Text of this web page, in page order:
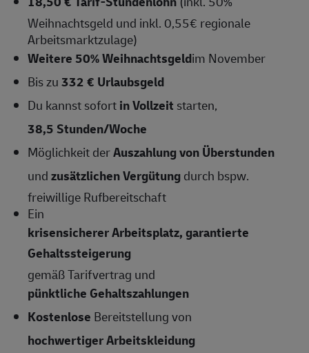
Weihnachtsgeld und inkl. 0,55€ regionale
Arbeitsmarktzulage)
Weitere 50% Weihnachtsgeldim November
Bis zu332 € Urlaubsgeld
Du kannst sofortin Vollzeit starten,
38,5 Stunden/Woche
Möglichkeit derAuszahlung von Überstunden
undzusätzlichen Vergütungdurch bspw.
freiwillige Rufbereitschaft
Ein
krisensicherer Arbeitsplatz, garantierte
Gehaltssteigerung
gemäß Tarifvertrag und
pünktliche Gehaltszahlungen
Kostenlose Bereitstellung von
hochwertiger Arbeitskleidung